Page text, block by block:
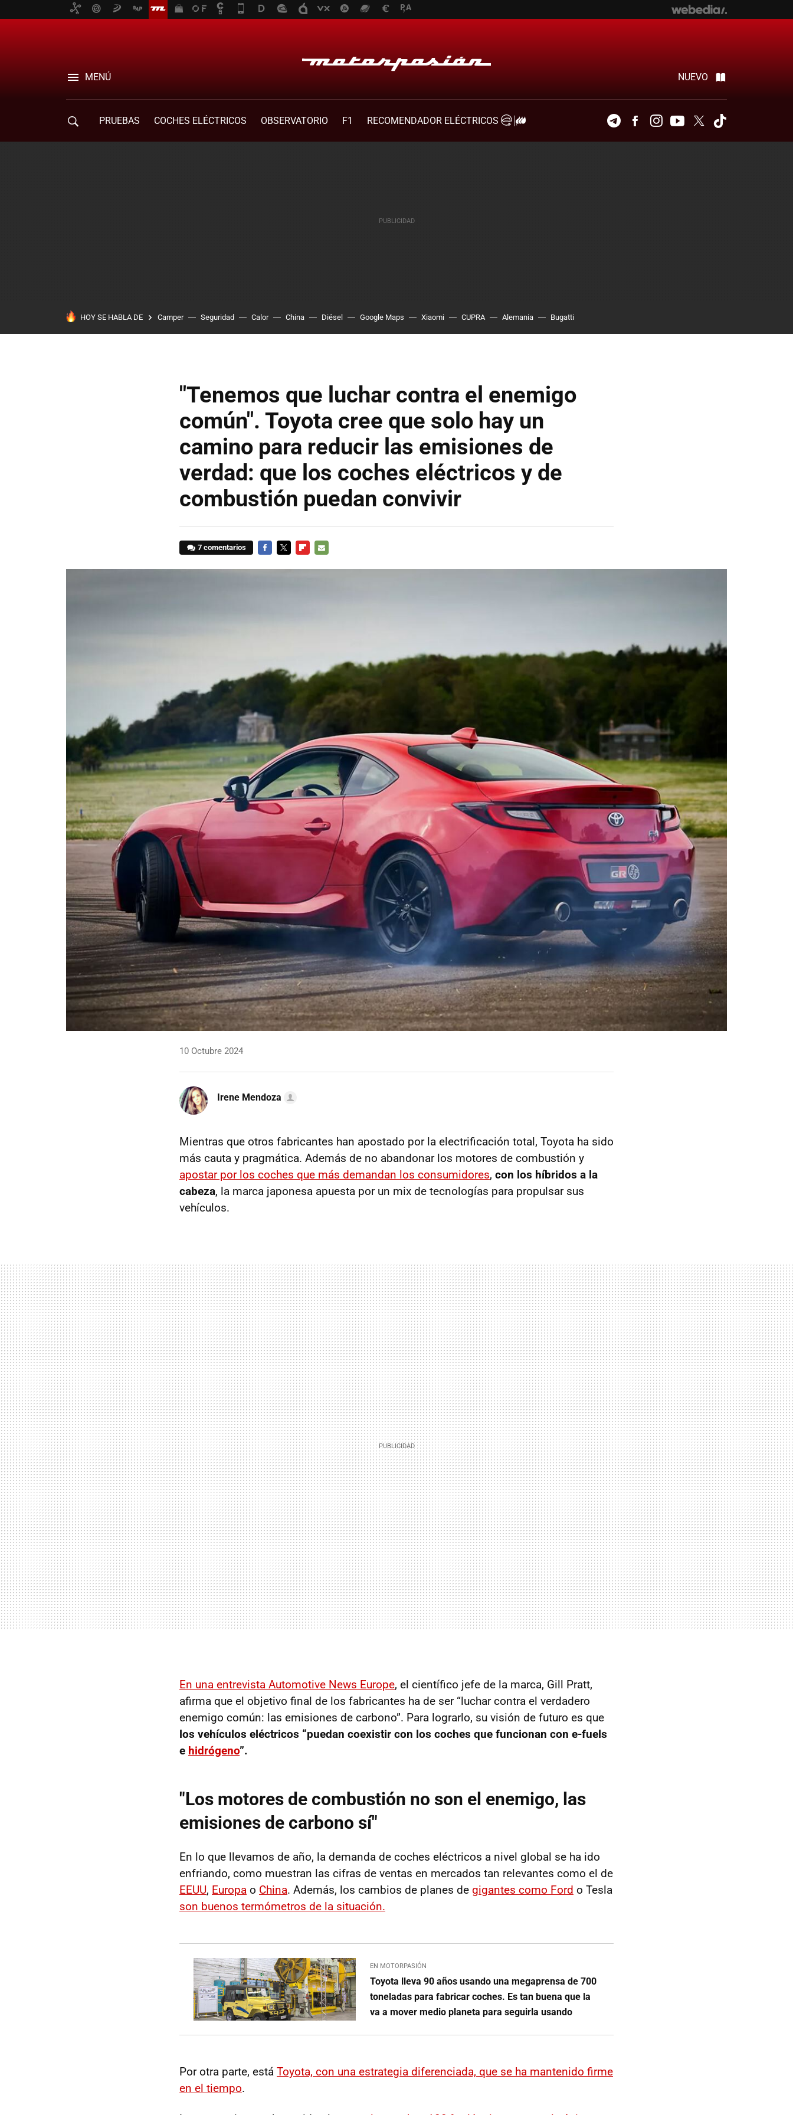
MENÚ NUEVO
PRUEBAS COCHES ELÉCTRICOS OBSERVATORIO F1
RECOMENDADOR ELÉCTRICOS
TelegramFacebookInstagramYoutubeTwitter
HOY SE HABLA DE Camper Seguridad Calor China Diésel Google Maps Xiaomi CUPRA Alemania Bugatti
"Tenemos que luchar contra el enemigo
común". Toyota cree que solo hay un
camino para reducir las emisiones de
verdad: que los coches eléctricos y de
combustión puedan convivir
7 comentarios
10 Octubre 2024
Irene Mendoza
Mientras que otros fabricantes han apostado por la electrificación total, Toyota ha sido
más cauta y pragmática. Además de no abandonar los motores de combustión y
apostar por los coches que más demandan los consumidores, con los híbridos a la
cabeza, la marca japonesa apuesta por un mix de tecnologías para propulsar sus
vehículos.
En una entrevista Automotive News Europe, el científico jefe de la marca, Gill Pratt,
afirma que el objetivo final de los fabricantes ha de ser “luchar contra el verdadero
enemigo común: las emisiones de carbono”. Para lograrlo, su visión de futuro es que
los vehículos eléctricos “puedan coexistir con los coches que funcionan con e-fuels
e hidrógeno”.
"Los motores de combustión no son el enemigo, las
emisiones de carbono sí"
En lo que llevamos de año, la demanda de coches eléctricos a nivel global se ha ido
enfriando, como muestran las cifras de ventas en mercados tan relevantes como el de
EEUU, Europa o China. Además, los cambios de planes de gigantes como Ford o Tesla
son buenos termómetros de la situación.
EN MOTORPASIÓN
Toyota lleva 90 años usando una megaprensa de 700
toneladas para fabricar coches. Es tan buena que la
va a mover medio planeta para seguirla usando
Por otra parte, está Toyota, con una estrategia diferenciada, que se ha mantenido firme
en el tiempo.